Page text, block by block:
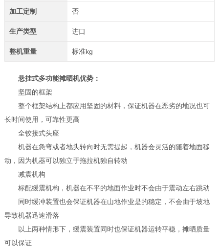
加工定制 否
生产类型 进口
整机重量 标准kg
悬挂式多功能摊晒机优势：
坚固的框架
整个框架结构上都应用坚固的材料，保证机器在恶劣的地况也可
长时间使用，可靠性更高
全铰接式头座
机器在急弯或者地头转向时无需提起，机器会灵活的随着地面移
动，因为机器可以独立于拖拉机独自转动
减震机构
标配缓震机构，机器在不平的地面作业时不会由于震动左右跳动
同时缓冲装置也会保证机器在山地作业是的稳定，不会由于坡地
导致机器迅速滑落
以上两种情形下，缓震装置同时也保证机器运转平稳，摊晒质量
可以保证